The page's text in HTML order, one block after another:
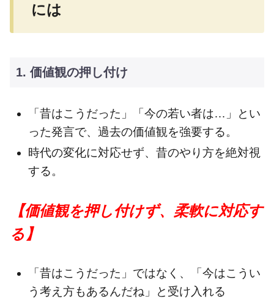
には
1. 価値観の押し付け
「昔はこうだった」「今の若い者は…」とい
った発言で、過去の価値観を強要する。
時代の変化に対応せず、昔のやり方を絶対視
する。
【価値観を押し付けず、柔軟に対応す
る】
「昔はこうだった」ではなく、「今はこうい
う考え方もあるんだね」と受け入れる